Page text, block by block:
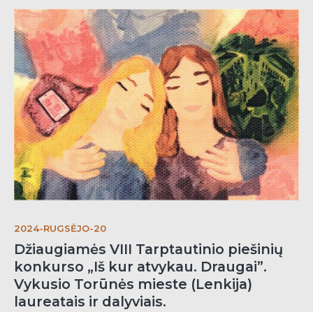
2024-RUGSĖJO-20
Džiaugiamės VIII Tarptautinio piešinių
konkurso „Iš kur atvykau. Draugai”.
Vykusio Torūnės mieste (Lenkija)
laureatais ir dalyviais.